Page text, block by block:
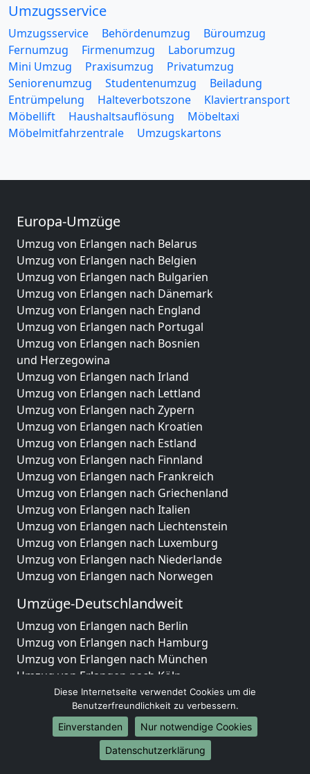
Umzugsservice
Umzugsservice Behördenumzug
Büroumzug
Fernumzug
Firmenumzug
Laborumzug
Mini Umzug
Praxisumzug
Privatumzug
Seniorenumzug
Studentenumzug
Beiladung
Entrümpelung
Halteverbotszone
Klaviertransport
Möbellift
Haushaltsauflösung
Möbeltaxi
Möbelmitfahrzentrale
Umzugskartons
Europa-Umzüge
Umzug von Erlangen nach Belarus
Umzug von Erlangen nach Belgien
Umzug von Erlangen nach Bulgarien
Umzug von Erlangen nach Dänemark
Umzug von Erlangen nach England
Umzug von Erlangen nach Portugal
Umzug von Erlangen nach Bosnien
und Herzegowina
Umzug von Erlangen nach Irland
Umzug von Erlangen nach Lettland
Umzug von Erlangen nach Zypern
Umzug von Erlangen nach Kroatien
Umzug von Erlangen nach Estland
Umzug von Erlangen nach Finnland
Umzug von Erlangen nach Frankreich
Umzug von Erlangen nach Griechenland
Umzug von Erlangen nach Italien
Umzug von Erlangen nach Liechtenstein
Umzug von Erlangen nach Luxemburg
Umzug von Erlangen nach Niederlande
Umzug von Erlangen nach Norwegen
Umzüge-Deutschlandweit
Umzug von Erlangen nach Berlin
Umzug von Erlangen nach Hamburg
Umzug von Erlangen nach München
Umzug von Erlangen nach Köln
Umzug von Erlangen nach Frankfurt am Main
Umzug von Erlangen nach Stuttgart
Umzug von Erlangen nach Düsseldorf
Umzug von Erlangen nach Leipzig
Umzug von Erlangen nach Dortmund
Diese Internetseite verwendet Cookies um die
Benutzerfreundlichkeit zu verbessern.
Einverstanden
Nur notwendige Cookies
Datenschutzerklärung